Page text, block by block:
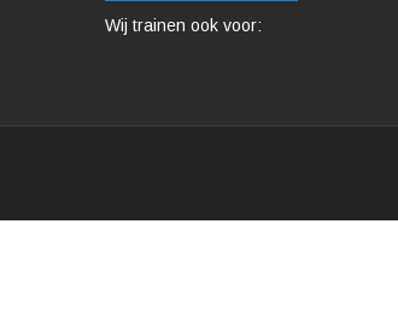
Wij trainen ook voor: